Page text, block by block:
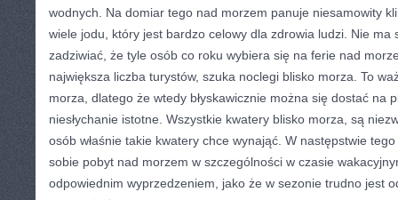
wodnych. Na domiar tego nad morzem panuje niesamowity
wiele jodu, który jest bardzo celowy dla zdrowia ludzi. Nie ma
zadziwiać, że tyle osób co roku wybiera się na ferie nad
największa liczba turystów, szuka noclegi blisko morza. To
morza, dlatego że wtedy błyskawicznie można się dostać na
niesłychanie istotne. Wszystkie kwatery blisko morza, są
osób właśnie takie kwatery chce wynająć. W następstwie
sobie pobyt nad morzem w szczególności w czasie
odpowiednim wyprzedzeniem, jako że w sezonie trudno jest